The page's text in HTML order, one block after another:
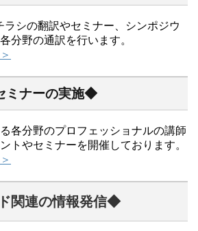
ラシの翻訳やセミナー、シンポジウ
分野の通訳を行います。
ミナーの実施◆
各分野のプロフェッショナルの講師
トやセミナーを開催しております。
関連の情報発信◆